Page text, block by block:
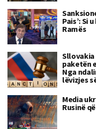
Pais’: Si
Ramës
Sllovakia
paketën
Nga
lëvizjes
Media
Rusinë